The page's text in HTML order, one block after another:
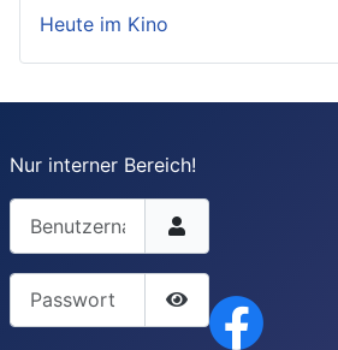
Heute im Kino
Nur interner Bereich!
Passwort
Passwort anzeigen